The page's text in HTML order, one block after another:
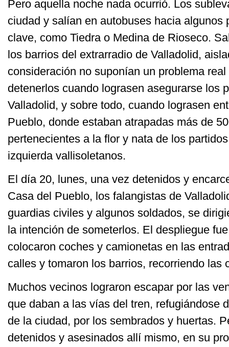
Pero aquella noche nada ocurrió. Los
ciudad y salían en autobuses hacia algunos
clave, como Tiedra o Medina de Rioseco.
los barrios del extrarradio de Valladolid,
consideración no suponían un problema
detenerlos cuando lograsen asegurarse los
Valladolid, y sobre todo, cuando lograsen
Pueblo, donde estaban atrapadas más de
pertenecientes a la flor y nata de los
izquierda vallisoletanos.
El día 20, lunes, una vez detenidos y
Casa del Pueblo, los falangistas de
guardias civiles y algunos soldados, se
la intención de someterlos. El despliegue
colocaron coches y camionetas en las
calles y tomaron los barrios, recorriendo las
Muchos vecinos lograron escapar por las
que daban a las vías del tren, refugiándose
de la ciudad, por los sembrados y huertas.
detenidos y asesinados allí mismo, en su